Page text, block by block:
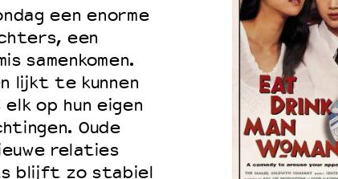
een enorme
een
samenkomen.
lijkt te kunnen
op hun eigen
Oude
relaties
blijft zo stabiel